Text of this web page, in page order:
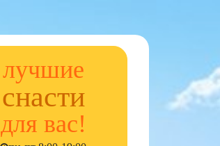
лучшие
снасти
для вас!